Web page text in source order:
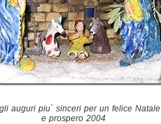
auguri piu` sinceri per un felice
e prospero 2004